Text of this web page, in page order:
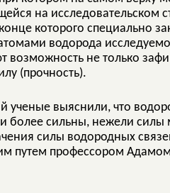
на исследовательском
которого специально
водорода
возможность не только
(прочность).
ученые выяснили, что
более сильны, нежели
силы водородных
путем профессором